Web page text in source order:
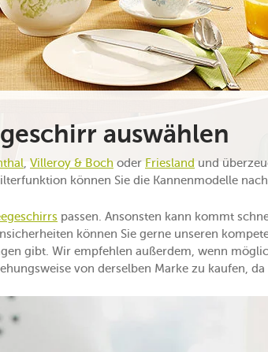
auswählen
, Villeroy & Boch oder Friesland und
können Sie die Kannenmodelle nach
passen. Ansonsten kann kommt
können Sie gerne unseren
gibt. Wir empfehlen außerdem, wenn
von derselben Marke zu kaufen, da